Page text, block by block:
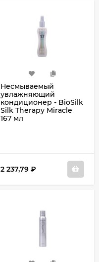
Несмываемый
увлажняющий
кондиционер - BioSilk
Silk Therapy Miracle
167 мл
2 237,79 ₽